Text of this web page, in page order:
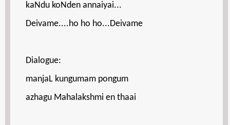
kaNdu koNden annaiyai...
Deivame....ho ho ho...Deivame
Dialogue:
manjaL kungumam pongum
azhagu Mahalakshmi en thaai